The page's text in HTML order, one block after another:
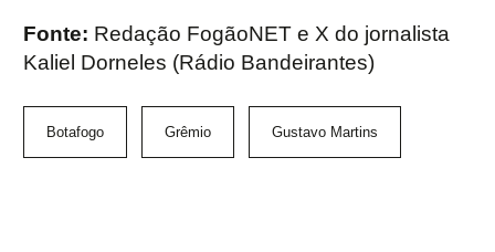
Fonte: Redação FogãoNET e X do jornalista
Kaliel Dorneles (Rádio Bandeirantes)
Botafogo Grêmio Gustavo Martins